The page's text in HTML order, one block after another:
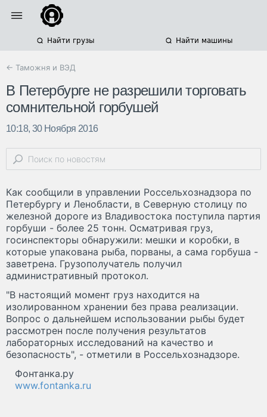
Найти грузы Найти машины
← Таможня и ВЭД
В Петербурге не разрешили торговать
сомнительной горбушей
10:18, 30 Ноября 2016
Как сообщили в управлении Россельхознадзора по
Петербургу и Ленобласти, в Северную столицу по
железной дороге из Владивостока поступила партия
горбуши - более 25 тонн. Осматривая груз,
госинспекторы обнаружили: мешки и коробки, в
которые упакована рыба, порваны, а сама горбуша -
заветрена. Грузополучатель получил
административный протокол.
"В настоящий момент груз находится на
изолированном хранении без права реализации.
Вопрос о дальнейшем использовании рыбы будет
рассмотрен после получения результатов
лабораторных исследований на качество и
безопасность", - отметили в Россельхознадзоре.
Фонтанка.ру
www.fontanka.ru